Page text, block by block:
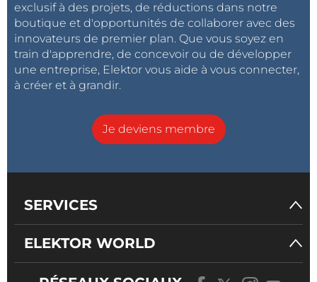
exclusif à des projets, de réductions dans notre
boutique et d'opportunités de collaborer avec des
innovateurs de premier plan. Que vous soyez en
train d'apprendre, de concevoir ou de développer
une entreprise, Elektor vous aide à vous connecter,
à créer et à grandir.
Je deviens membre
SERVICES
ELEKTOR WORLD